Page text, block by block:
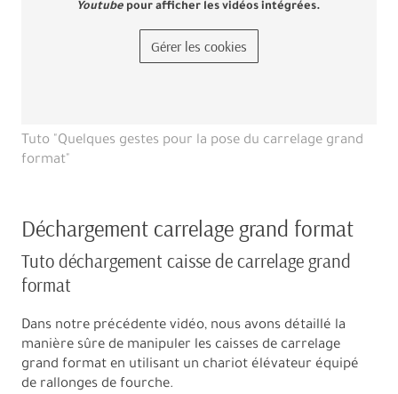
Youtube pour afficher les vidéos intégrées.
Gérer les cookies
Tuto "Quelques gestes pour la pose du carrelage grand
format"
Déchargement carrelage grand format
Tuto déchargement caisse de carrelage grand
format
Dans notre précédente vidéo, nous avons détaillé la
manière sûre de manipuler les caisses de carrelage
grand format en utilisant un chariot élévateur équipé
de rallonges de fourche.